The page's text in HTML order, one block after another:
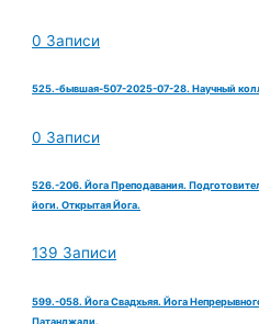
0 Записи
525.-бывшая-507-2025-07-28. Научный
0 Записи
526.-206. Йога Преподавания.
йоги. Открытая Йога.
139 Записи
599.-058. Йога Свадхьяя. Йога
Патанджали.